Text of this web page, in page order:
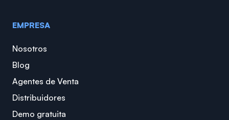
EMPRESA
Nosotros
Blog
Agentes de Venta
Distribuidores
Demo gratuita